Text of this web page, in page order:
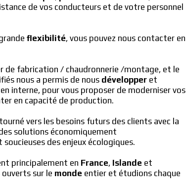
de vos conducteurs et de votre personnel
flexibilité, vous pouvez nous contacter en
de fabrication / chaudronnerie /montage, et le
nous a permis de nous développer et
interne, pour vous proposer de moderniser vos
en capacité de production.
vers les besoins futurs des clients avec la
soucieuses des enjeux écologiques.
principalement en France, Islande
sur le monde entier et étudions chaque